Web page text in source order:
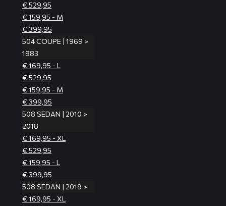
€ 529,95
€ 159,95 - M
€ 399,95
504 COUPE | 1969 >
1983
€ 169,95 - L
€ 529,95
€ 159,95 - M
€ 399,95
508 SEDAN | 2010 >
2018
€ 169,95 - XL
€ 529,95
€ 159,95 - L
€ 399,95
508 SEDAN | 2019 >
€ 169,95 - XL